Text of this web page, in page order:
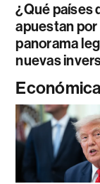
¿Qué países
apuestan por
panorama
nuevas